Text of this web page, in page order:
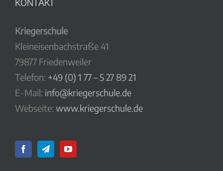
KONTAKT
Kriegerschule
Kleineisenbachstraße 41
79877 Friedenweiler
Telefon: +49 (0) 1 77 – 5 27 89 21
E-Mail: info@kriegerschule.de
Webseite: www.kriegerschule.de